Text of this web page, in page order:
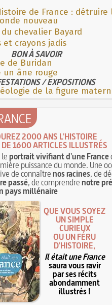
de France : détruire
nouveau
chevalier Bayard
et crayons jadis
BON À SAVOIR
de Buridan
un âne rouge
/ EXPOSITIONS
de la figure
2000 ANS L'HISTOIRE
DE 1600 ARTICLES ILLUSTRÉS
leportrait vivifiant d'une France
puissance du monde. Une
de connaîtrenos racines, de
passé, de comprendrenotre
pays millénaire
QUE VOUS SOYEZ
UN SIMPLE
CURIEUX
OU UN FÉRU
D'HISTOIRE,
Il était une France
saura vous ravir
par ses récits
abondamment
illustrés !